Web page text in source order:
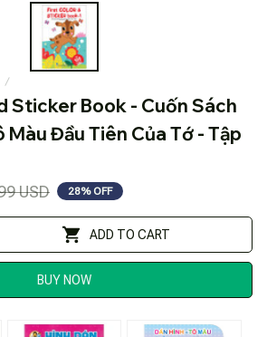
Sticker Book - Cuốn Sách
Màu Đầu Tiên Của Tớ - Tập
USD 28% OFF
ADD TO CART
BUY NOW